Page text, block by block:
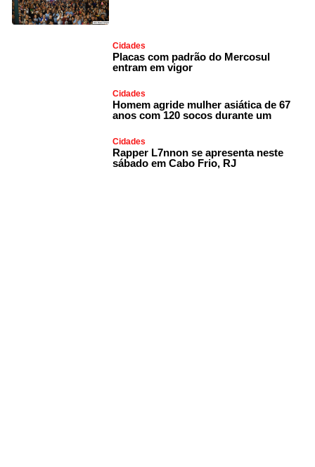
Cidades
Placas com padrão do Mercosul
entram em vigor
Cidades
Homem agride mulher asiática de 67
anos com 120 socos durante um
Cidades
Rapper L7nnon se apresenta neste
sábado em Cabo Frio, RJ